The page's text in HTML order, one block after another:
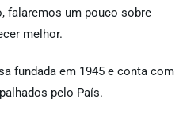
falaremos um pouco sobre
melhor.
fundada em 1945 e conta com
pelo País.